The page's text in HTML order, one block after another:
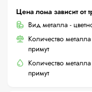
Цена лома зависит от
Вид металла -
Количество
примут
Количество
примут